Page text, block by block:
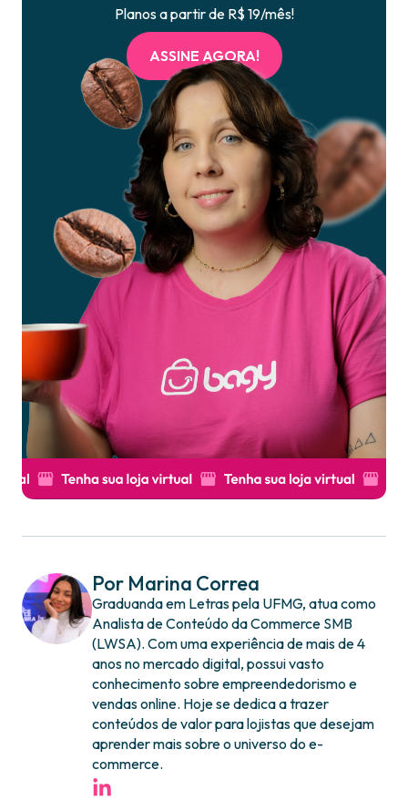
Planos a partir de R$ 19/mês!
ASSINE AGORA!
Por Marina Correa
Graduanda em Letras pela UFMG, atua como
Analista de Conteúdo da Commerce SMB
(LWSA). Com uma experiência de mais de 4
anos no mercado digital, possui vasto
conhecimento sobre empreendedorismo e
vendas online. Hoje se dedica a trazer
conteúdos de valor para lojistas que desejam
aprender mais sobre o universo do e-
commerce.